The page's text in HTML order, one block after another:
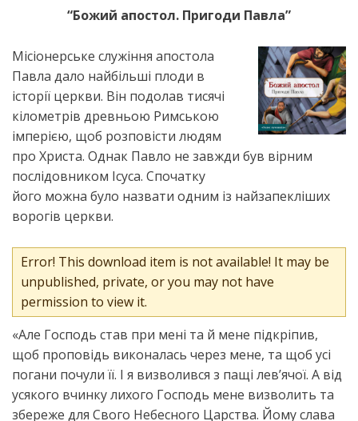
“Божий апостол. Пригоди Павла”
Місіонерське служіння апостола
Павла дало найбільші плоди в
історії церкви. Він подолав тисячі
кілометрів древньою Римською
імперією, щоб розповісти людям
про Христа. Однак Павло не завжди був вірним
послідовником Ісуса. Спочатку
його можна було назвати одним із найзапекліших
ворогів церкви.
Error! This download item is not available! It may be
unpublished, private, or you may not have
permission to view it.
«Але Господь став при мені та й мене підкріпив,
щоб проповідь виконалась через мене, та щоб усі
погани почули її. І я визволився з пащі лев’ячої. А від
усякого вчинку лихого Господь мене визволить та
збереже для Свого Небесного Царства. Йому слава